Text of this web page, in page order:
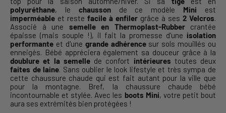
polyuréthane, le chaussonde ce modèle Mini est
imperméable et reste facile à enfiler grâce à ses 2 Velcros.
Associé à une semelle en Thermoplast-Rubbercrantée
épaisse (mais souple !), il fait la promesse d'une isolation
performante et d'une grande adhérencesur sols mouillés ou
enneigés. Bébé appréciera également sa douceur grâce à la
doublure et la semellede confort intérieures toutes deux
faites de laine. Sans oublier le look lifestyle et très sympa de
cette chaussure chaude qui est fait autant pour la ville que
pour la montagne. Bref, la chaussure chaude bébé
incontournable et stylée. Avec les boots Mini, votre petit bout
aura ses extrémités bien protégées !